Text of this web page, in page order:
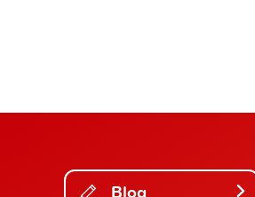
Blog